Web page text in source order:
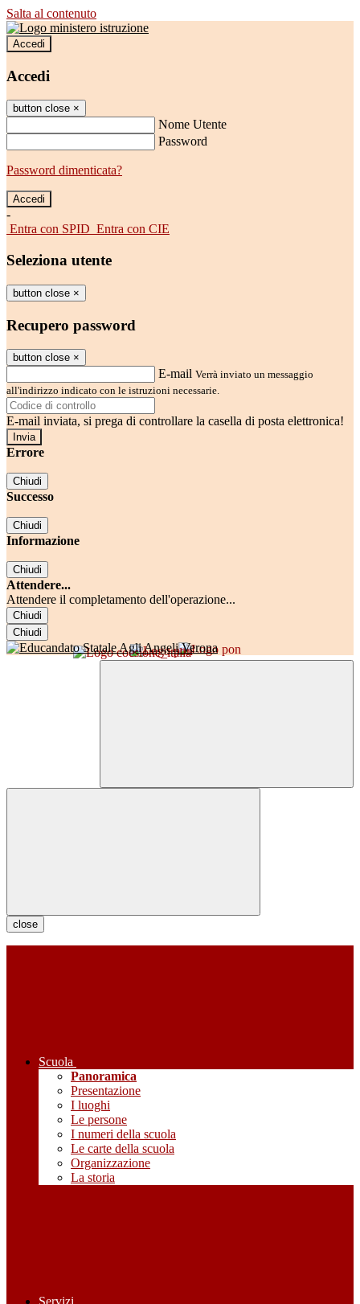
Salta al contenuto
Accedi
Accedi
button close ×
Nome Utente
Password
Password dimenticata?
-
Entra con SPID Entra con CIE
Seleziona utente
button close ×
Recupero password
button close ×
E-mail Verrà inviato un messaggio
all'indirizzo indicato con le istruzioni necessarie.
E-mail inviata, si prega di controllare la casella di posta elettronica!
Errore
Chiudi
Successo
Chiudi
Informazione
Chiudi
Attendere...
Attendere il completamento dell'operazione...
Chiudi
Chiudi
close
Scuola
Panoramica
Presentazione
I luoghi
Le persone
I numeri della scuola
Le carte della scuola
Organizzazione
La storia